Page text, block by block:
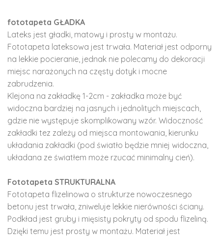
fototapeta GŁADKA
Lateks jest gładki, matowy i prosty w montażu.
Fototapeta lateksowa jest trwała. Materiał jest odporny
na lekkie pocieranie, jednak nie polecamy do dekoracji
miejsc narażonych na częsty dotyk i mocne
zabrudzenia.
Klejona na zakładkę 1-2cm - zakładka może być
widoczna bardziej na jasnych i jednolitych miejscach,
gdzie nie występuje skomplikowany wzór. Widoczność
zakładki tez zależy od miejsca montowania, kierunku
układania zakładki (pod światło będzie mniej widoczna,
układana ze światłem może rzucać minimalny cień).
Fototapeta STRUKTURALNA
Fototapeta flizelinowa o strukturze nowoczesnego
betonu jest trwała, zniweluje lekkie nierówności ściany.
Podkład jest gruby i mięsisty pokryty od spodu flizeliną.
Dzięki temu jest prosty w montażu. Materiał jest